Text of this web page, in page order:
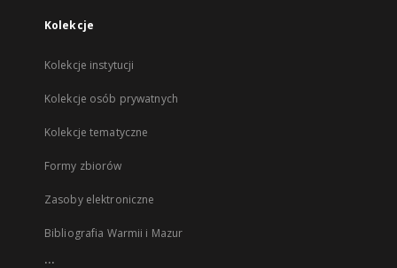
Kolekcje
Kolekcje instytucji
Kolekcje osób prywatnych
Kolekcje tematyczne
Formy zbiorów
Zasoby elektroniczne
Bibliografia Warmii i Mazur
...